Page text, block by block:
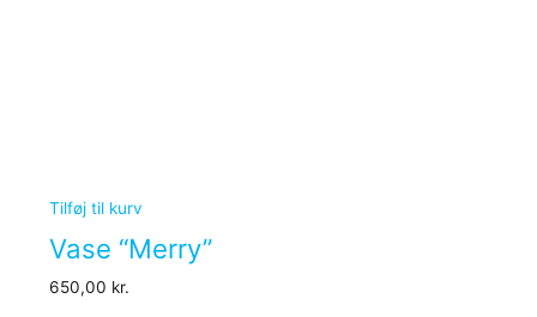
Tilføj til kurv
Vase “Merry”
650,00 kr.